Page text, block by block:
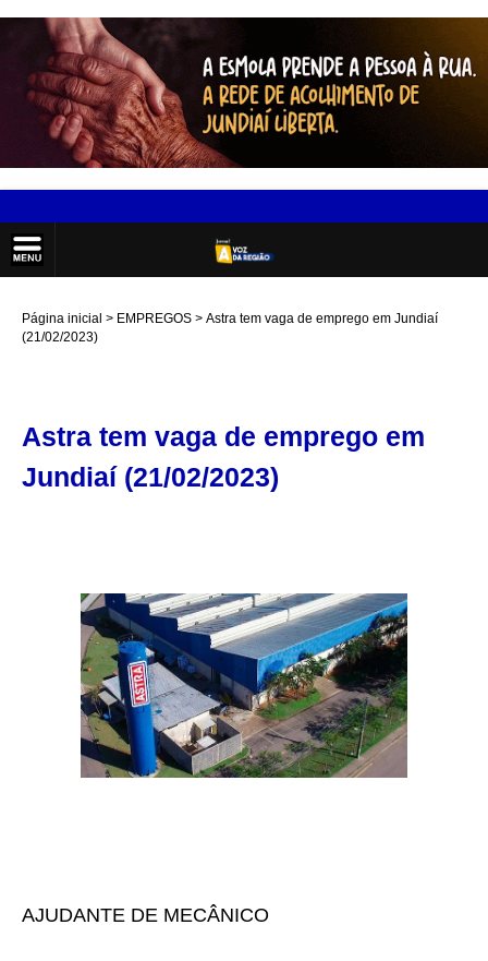
Página inicial EMPREGOS
Astra tem vaga de emprego em Jundiaí
(21/02/2023)
Astra tem vaga de emprego em
Jundiaí (21/02/2023)
AJUDANTE DE MECÂNICO